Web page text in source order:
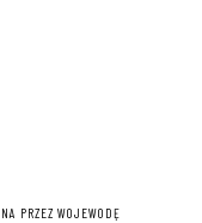
PRZEZ WOJEWODĘ